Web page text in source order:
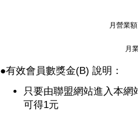
月營業
月
●有效會員數獎金(B) 說明：
只要由聯盟網站進入本
可得1元